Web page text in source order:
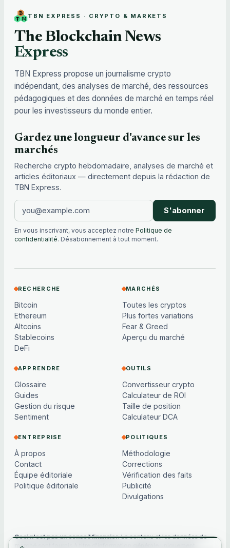
TBN EXPRESS · CRYPTO & MARKETS
The Blockchain News
Express
TBN Express propose un journalisme crypto
indépendant, des analyses de marché, des ressources
pédagogiques et des données de marché en temps réel
pour les investisseurs du monde entier.
Gardez une longueur d'avance sur les
marchés
Recherche crypto hebdomadaire, analyses de marché et
articles éditoriaux — directement depuis la rédaction de
TBN Express.
S'abonner
En vous inscrivant, vous acceptez notre Politique de
confidentialité. Désabonnement à tout moment.
RECHERCHE
Bitcoin
Ethereum
Altcoins
Stablecoins
DeFi
MARCHÉS
Toutes les cryptos
Plus fortes variations
Fear & Greed
Aperçu du marché
APPRENDRE
Glossaire
Guides
Gestion du risque
Sentiment
OUTILS
Convertisseur crypto
Calculateur de ROI
Taille de position
Calculateur DCA
ENTREPRISE
À propos
Contact
Équipe éditoriale
Politique éditoriale
POLITIQUES
Méthodologie
Corrections
Vérification des faits
Publicité
Divulgations
Ceci n'est pas un conseil financier.Le contenu et les données de
marché sont fournis à titre d'information générale uniquement,